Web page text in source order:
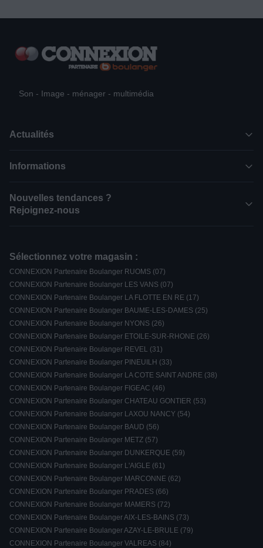
Son - Image - ménager - multimédia
Actualités
Informations
Nouvelles tendances ?
Rejoignez-nous
Sélectionnez votre magasin :
CONNEXION Partenaire Boulanger RUOMS (07)
CONNEXION Partenaire Boulanger LES VANS (07)
CONNEXION Partenaire Boulanger LA FLOTTE EN RE (17)
CONNEXION Partenaire Boulanger BAUME-LES-DAMES (25)
CONNEXION Partenaire Boulanger NYONS (26)
CONNEXION Partenaire Boulanger ETOILE-SUR-RHONE (26)
CONNEXION Partenaire Boulanger REVEL (31)
CONNEXION Partenaire Boulanger PINEUILH (33)
CONNEXION Partenaire Boulanger LA COTE SAINT ANDRE (38)
CONNEXION Partenaire Boulanger FIGEAC (46)
CONNEXION Partenaire Boulanger CHATEAU GONTIER (53)
CONNEXION Partenaire Boulanger LAXOU NANCY (54)
CONNEXION Partenaire Boulanger BAUD (56)
CONNEXION Partenaire Boulanger METZ (57)
CONNEXION Partenaire Boulanger DUNKERQUE (59)
CONNEXION Partenaire Boulanger L'AIGLE (61)
CONNEXION Partenaire Boulanger MARCONNE (62)
CONNEXION Partenaire Boulanger PRADES (66)
CONNEXION Partenaire Boulanger MAMERS (72)
CONNEXION Partenaire Boulanger AIX-LES-BAINS (73)
CONNEXION Partenaire Boulanger AZAY-LE-BRULE (79)
CONNEXION Partenaire Boulanger VALREAS (84)